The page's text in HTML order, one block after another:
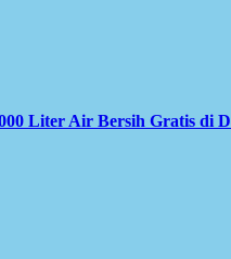
Liter Air Bersih Gratis di